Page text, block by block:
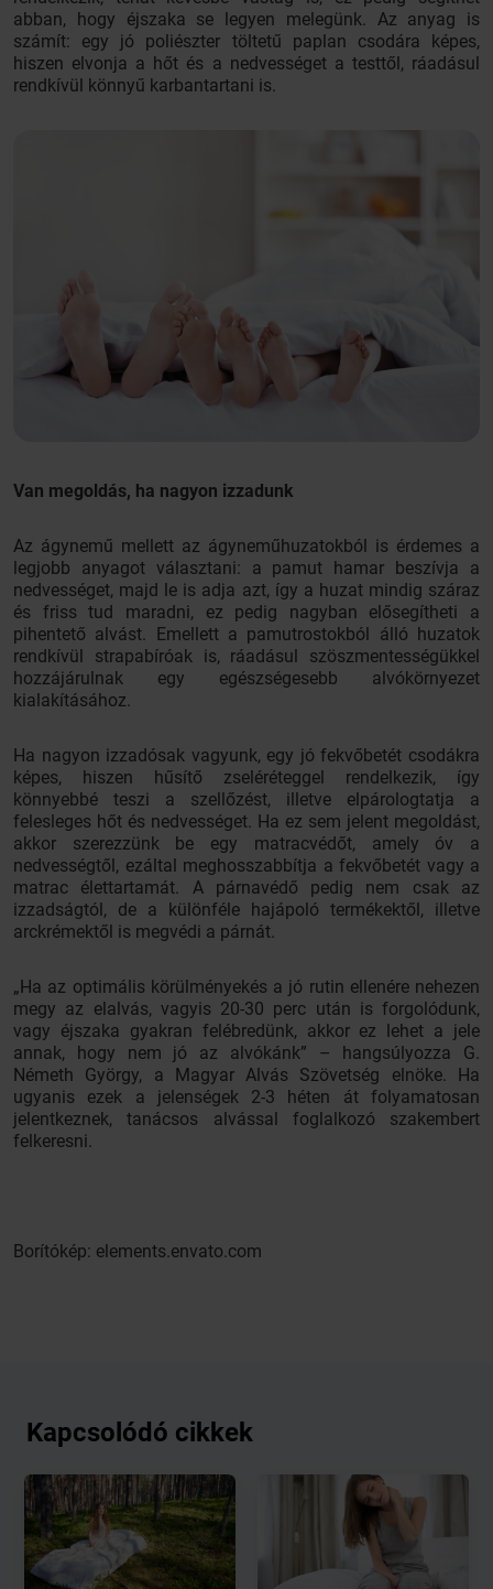
abban, hogy éjszaka se legyen melegünk. Az anyag is
számít: egy jó poliészter töltetű paplan csodára képes,
hiszen elvonja a hőt és a nedvességet a testtől, ráadásul
rendkívül könnyű karbantartani is.
Van megoldás, ha nagyon izzadunk
Az ágynemű mellett az ágyneműhuzatokból is érdemes a
legjobb anyagot választani: a pamut hamar beszívja a
nedvességet, majd le is adja azt, így a huzat mindig száraz
és friss tud maradni, ez pedig nagyban elősegítheti a
pihentető alvást. Emellett a pamutrostokból álló huzatok
rendkívül strapabíróak is, ráadásul szöszmentességükkel
hozzájárulnak egy egészségesebb alvókörnyezet
kialakításához.
Ha nagyon izzadósak vagyunk, egy jó fekvőbetét csodákra
képes, hiszen hűsítő zseléréteggel rendelkezik, így
könnyebbé teszi a szellőzést, illetve elpárologtatja a
felesleges hőt és nedvességet. Ha ez sem jelent megoldást,
akkor szerezzünk be egy matracvédőt, amely óv a
nedvességtől, ezáltal meghosszabbítja a fekvőbetét vagy a
matrac élettartamát. A párnavédő pedig nem csak az
izzadságtól, de a különféle hajápoló termékektől, illetve
arckrémektől is megvédi a párnát.
„Ha az optimális körülményekés a jó rutin ellenére nehezen
megy az elalvás, vagyis 20-30 perc után is forgolódunk,
vagy éjszaka gyakran felébredünk, akkor ez lehet a jele
annak, hogy nem jó az alvókánk” – hangsúlyozza G.
Németh György, a Magyar Alvás Szövetség elnöke. Ha
ugyanis ezek a jelenségek 2-3 héten át folyamatosan
jelentkeznek, tanácsos alvással foglalkozó szakembert
felkeresni.
Borítókép: elements.envato.com
Kapcsolódó cikkek